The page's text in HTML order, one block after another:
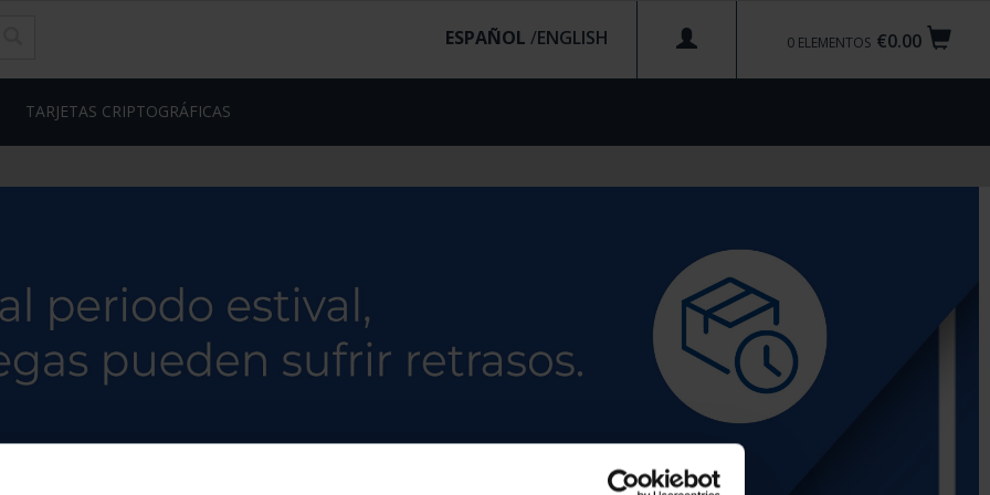
€0.00
0 ELEMENTOS
ESPAÑOL /
TARJETAS CRIPTOGRÁFICAS